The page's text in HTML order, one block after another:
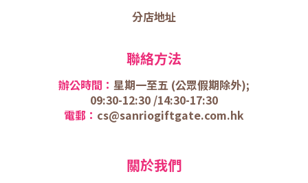
分店地址
聯絡方法
辦公時間： 星期一至五 (公眾假期除外);
09:30-12:30 /14:30-17:30
電郵： cs@sanriogiftgate.com.hk
關於我們